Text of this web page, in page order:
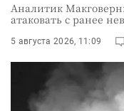
Аналитик
атаковать с ранее
5 августа 2026, 11:09